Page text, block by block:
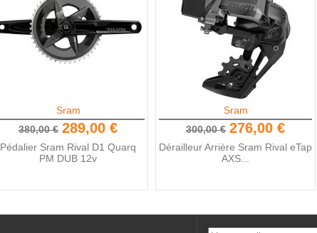
Sram
380,00 € 289,00 €
Pédalier Sram Rival D1 Quarq
PM DUB 12v
Sram
300,00 € 276,00 €
Dérailleur Arrière Sram Rival eTap
AXS...